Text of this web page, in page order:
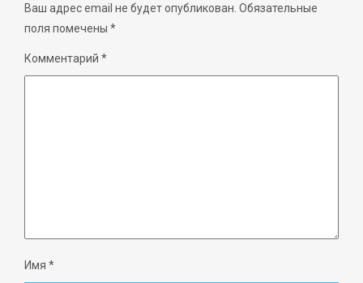
Ваш адрес email не будет опубликован. Обязательные
поля помечены *
Комментарий *
Имя *